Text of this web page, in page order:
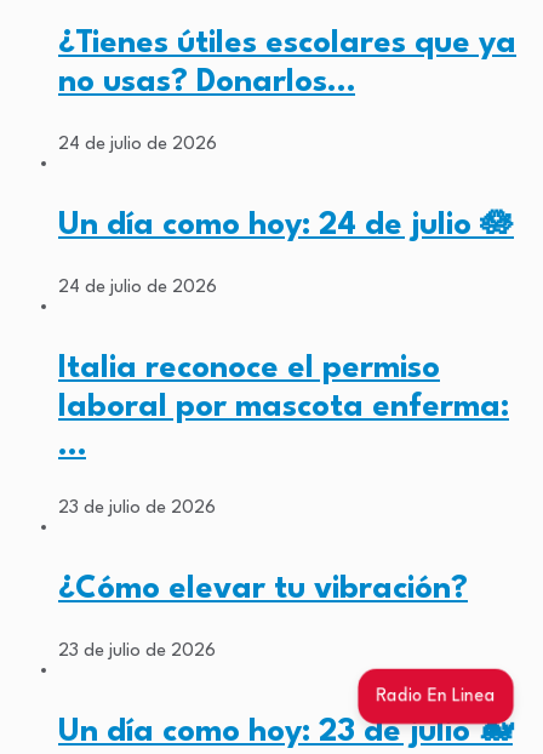
Radio En Linea
¿Tienes útiles escolares que ya
no usas? Donarlos…
24 de julio de 2026
Un día como hoy: 24 de julio 🪷
24 de julio de 2026
Italia reconoce el permiso
laboral por mascota enferma:
…
23 de julio de 2026
¿Cómo elevar tu vibración?
23 de julio de 2026
Un día como hoy: 23 de julio 🐋